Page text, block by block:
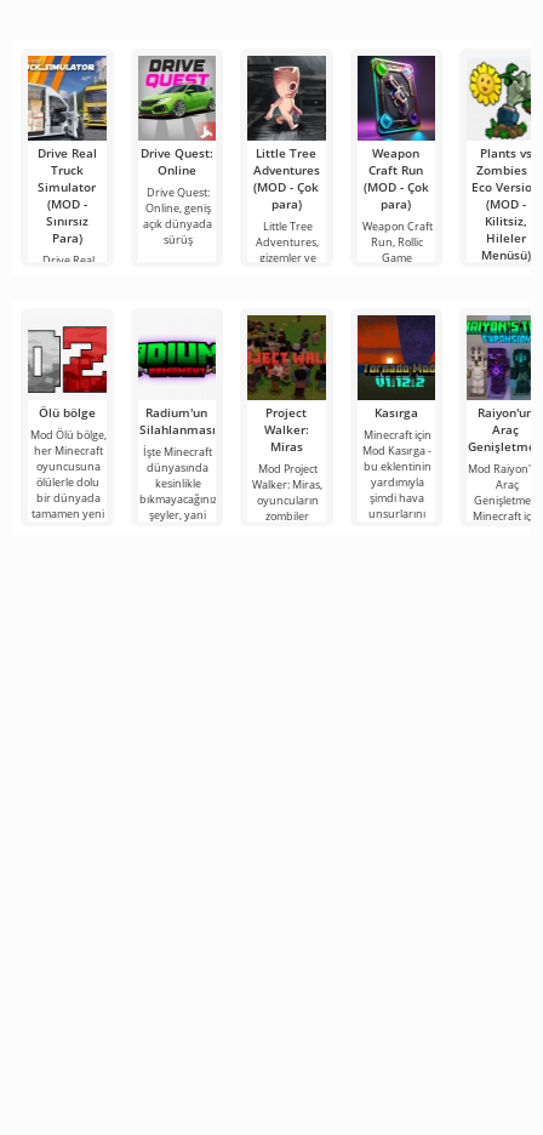
sağlayan
Drive Real
Truck
Simulator
(MOD -
Sınırsız
Para)
Drive Real
Drive Quest:
Online
Drive Quest:
Online, geniş
açık dünyada
sürüş
Little Tree
Adventures
(MOD - Çok
para)
Little Tree
Adventures,
gizemler ve
Weapon
Craft Run
(MOD - Çok
para)
Weapon Craft
Run, Rollic
Game
Plants vs
Zombies -
Eco Version
(MOD -
Kilitsiz,
Hileler
Menüsü)
bir
Ölü bölge
Mod Ölü bölge,
her Minecraft
oyuncusuna
ölülerle dolu
bir dünyada
tamamen yeni
Radium'un
Silahlanması
İşte Minecraft
dünyasında
kesinlikle
bıkmayacağınız
şeyler, yani
Project
Walker:
Miras
Mod Project
Walker: Miras,
oyuncuların
zombiler
Kasırga
Minecraft için
Mod Kasırga -
bu eklentinin
yardımıyla
şimdi hava
unsurlarını
Raiyon'un
Araç
Mod
Araç
Genişletmesi,
Minecraft için